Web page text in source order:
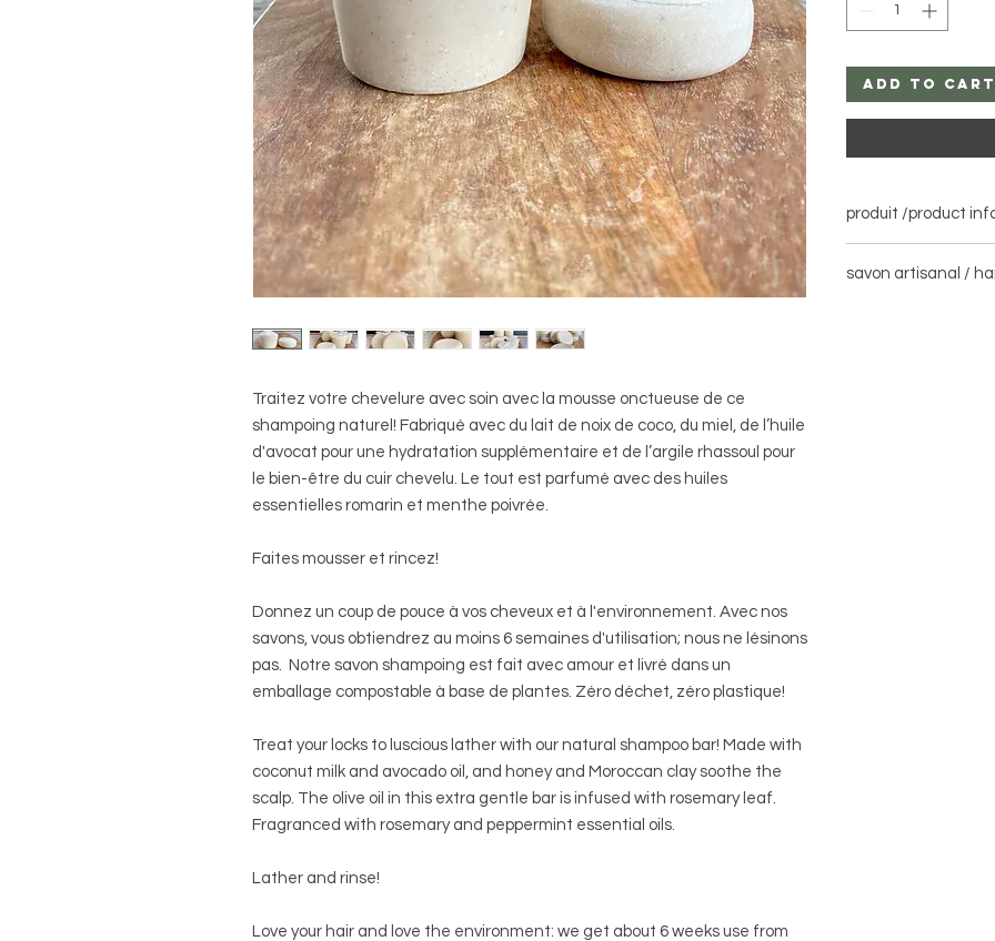
Traitez votre chevelure avec soin avec la mousse onctueuse de ce
shampoing naturel! Fabriqué avec du lait de noix de coco, du miel, de l’huile
d'avocat pour une hydratation supplémentaire et de l’argile rhassoul pour
le bien-être du cuir chevelu. Le tout est parfumé avec des huiles
essentielles romarin et menthe poivrée.
Faites mousser et rincez!
Donnez un coup de pouce à vos cheveux et à l'environnement. Avec nos
savons, vous obtiendrez au moins 6 semaines d'utilisation; nous ne lésinons
pas. Notre savon shampoing est fait avec amour et livré dans un
emballage compostable à base de plantes. Zéro déchet, zéro plastique!
Treat your locks to luscious lather with our natural shampoo bar! Made with
coconut milk and avocado oil, and honey and Moroccan clay soothe the
scalp. The olive oil in this extra gentle bar is infused with rosemary leaf.
Fragranced with rosemary and peppermint essential oils.
Lather and rinse!
Love your hair and love the environment: we get about 6 weeks use from
add to cart
produit /product
contient lait de noix
savon artisanal /